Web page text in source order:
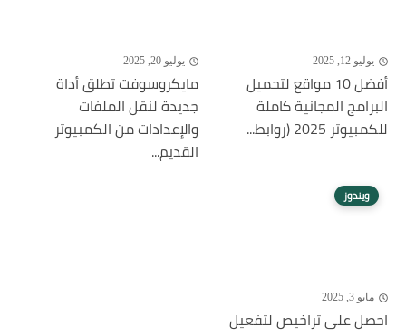
يوليو 12, 2025
أفضل 10 مواقع لتحميل
البرامج المجانية كاملة
للكمبيوتر 2025 (روابط...
يوليو 20, 2025
مايكروسوفت تطلق أداة
جديدة لنقل الملفات
والإعدادات من الكمبيوتر
القديم...
ويندوز
مايو 3, 2025
احصل على تراخيص لتفعيل